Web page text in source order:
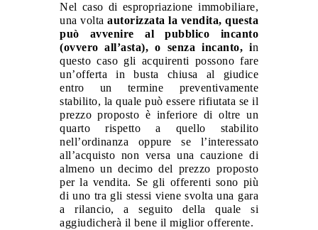
Nel caso di espropriazione immobiliare,
una volta autorizzata la vendita, questa
può avvenire al pubblico incanto
(ovvero all’asta), o senza incanto, in
questo caso gli acquirenti possono fare
un’offerta in busta chiusa al giudice
entro un termine preventivamente
stabilito, la quale può essere rifiutata se il
prezzo proposto è inferiore di oltre un
quarto rispetto a quello stabilito
nell’ordinanza oppure se l’interessato
all’acquisto non versa una cauzione di
almeno un decimo del prezzo proposto
per la vendita. Se gli offerenti sono più
di uno tra gli stessi viene svolta una gara
a rilancio, a seguito della quale si
aggiudicherà il bene il miglior offerente.